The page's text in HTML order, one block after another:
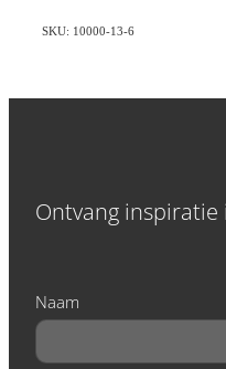
SKU: 10000-13-6
Ontvang
Naam